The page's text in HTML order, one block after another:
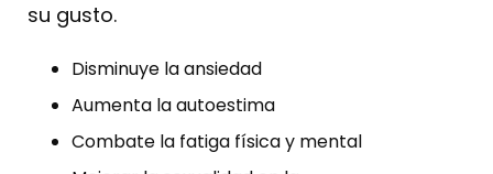
su gusto.
Disminuye la ansiedad
Aumenta la autoestima
Combate la fatiga física y mental